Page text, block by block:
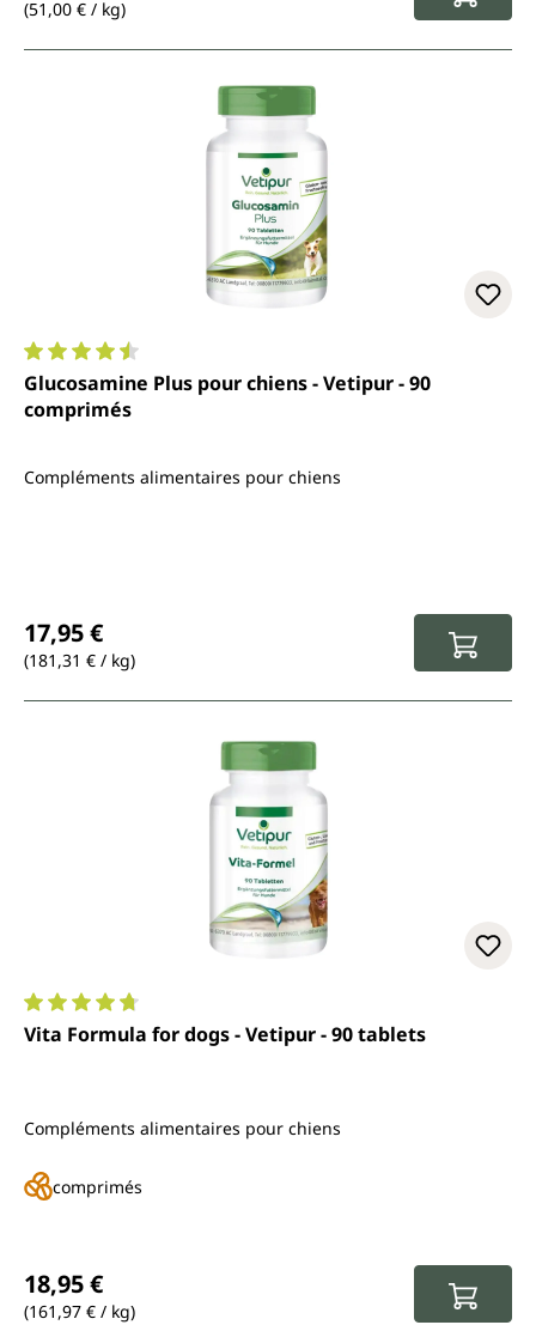
(51,00 € / kg)
Note moyenne de 4.6 sur 5 étoiles
Glucosamine Plus pour chiens - Vetipur - 90
comprimés
Compléments alimentaires pour chiens
17,95 €
(181,31 € / kg)
Note moyenne de 4.8 sur 5 étoiles
Vita Formula for dogs - Vetipur - 90 tablets
Compléments alimentaires pour chiens
comprimés
18,95 €
(161,97 € / kg)